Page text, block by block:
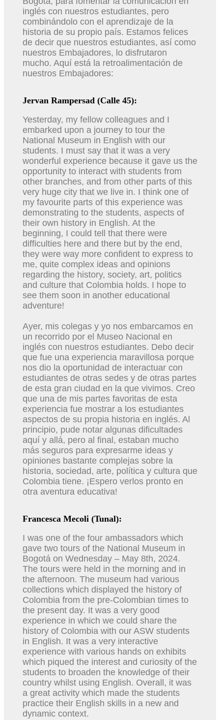
inglés con nuestros estudiantes, pero
combinándolo con el aprendizaje de la
historia de su propio país. Estamos felices
de decir que nuestros estudiantes, así como
nuestros Embajadores, lo disfrutaron
mucho. Aquí está la retroalimentación de
nuestros Embajadores:
Jervan Rampersad (Calle 45):
Yesterday, my fellow colleagues and I
embarked upon a journey to tour the
National Museum in English with our
students. I must say that it was a very
wonderful experience because it gave us the
opportunity to interact with students from
other branches, and from other parts of this
very huge city that we live in. I think one of
my favourite parts of this experience was
demonstrating to the students, aspects of
their own history in English. At the
beginning, I could tell that there were
difficulties here and there but by the end,
they were way more confident to express to
me, quite complex ideas and opinions
regarding the history, society, art, politics
and culture that Colombia holds. I hope to
see them soon in another educational
adventure!
Ayer, mis colegas y yo nos embarcamos en
un recorrido por el Museo Nacional en
inglés con nuestros estudiantes. Debo decir
que fue una experiencia maravillosa porque
nos dio la oportunidad de interactuar con
estudiantes de otras sedes y de otras partes
de esta gran ciudad en la que vivimos. Creo
que una de mis partes favoritas de esta
experiencia fue mostrar a los estudiantes
aspectos de su propia historia en inglés. Al
principio, pude notar algunas dificultades
aquí y allá, pero al final, estaban mucho
más seguros para expresarme ideas y
opiniones bastante complejas sobre la
historia, sociedad, arte, política y cultura que
Colombia tiene. ¡Espero verlos pronto en
otra aventura educativa!
Francesca Mecoli (Tunal):
I was one of the four ambassadors which
gave two tours of the National Museum in
Bogotá on Wednesday – May 8th, 2024.
The tours were held in the morning and in
the afternoon. The museum had various
collections which displayed the history of
Colombia from the pre-Colombian times to
the present day. It was a very good
experience in which we could share the
history of Colombia with our ASW students
in English. It was a very interactive
experience with various hands on exhibits
which piqued the interest and curiosity of the
students to broaden the knowledge of their
country whilst using English. Overall, it was
a great activity which made the students
practice their English skills in a new and
dynamic context.